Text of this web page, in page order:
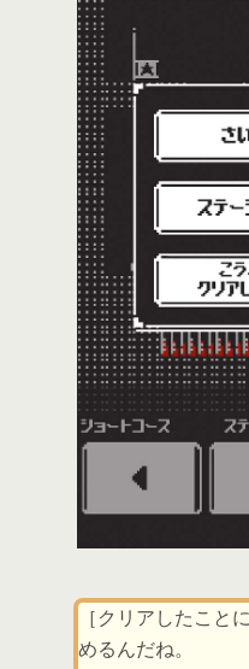
［クリアしたこと
めるんだね。